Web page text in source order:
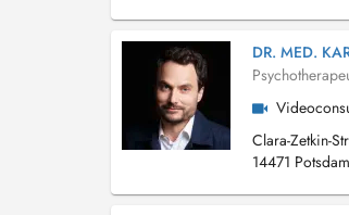
DR. MED.
Clara-Zetkin-
14471 Potsdam